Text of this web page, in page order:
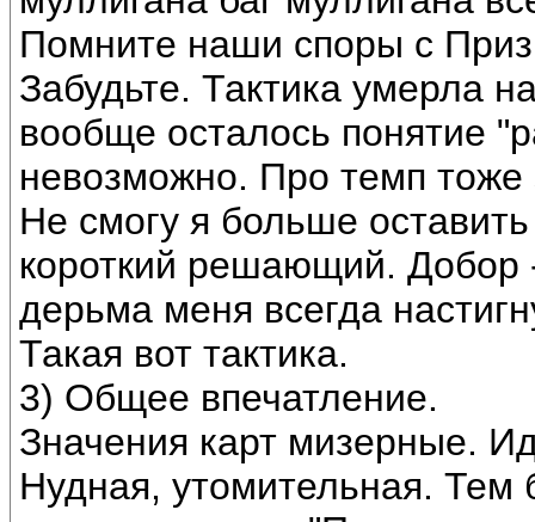
Помните наши споры с
Забудьте. Тактика умерла
вообще осталось понятие
невозможно. Про темп тоже
Не смогу я больше
короткий решающий. Добор
дерьма меня всегда
Такая вот тактика.
3) Общее впечатление.
Значения карт мизерные.
Нудная, утомительная. Тем